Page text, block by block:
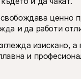
ценно
и да работи
изискано,
и